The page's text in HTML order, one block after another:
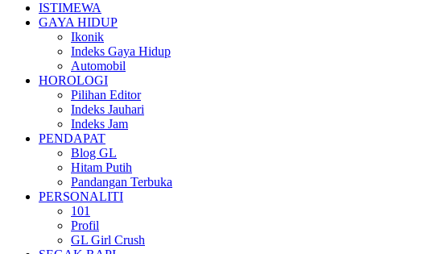
ISTIMEWA
GAYA HIDUP
Ikonik
Indeks Gaya Hidup
Automobil
HOROLOGI
Pilihan Editor
Indeks Jauhari
Indeks Jam
PENDAPAT
Blog GL
Hitam Putih
Pandangan Terbuka
PERSONALITI
101
Profil
GL Girl Crush